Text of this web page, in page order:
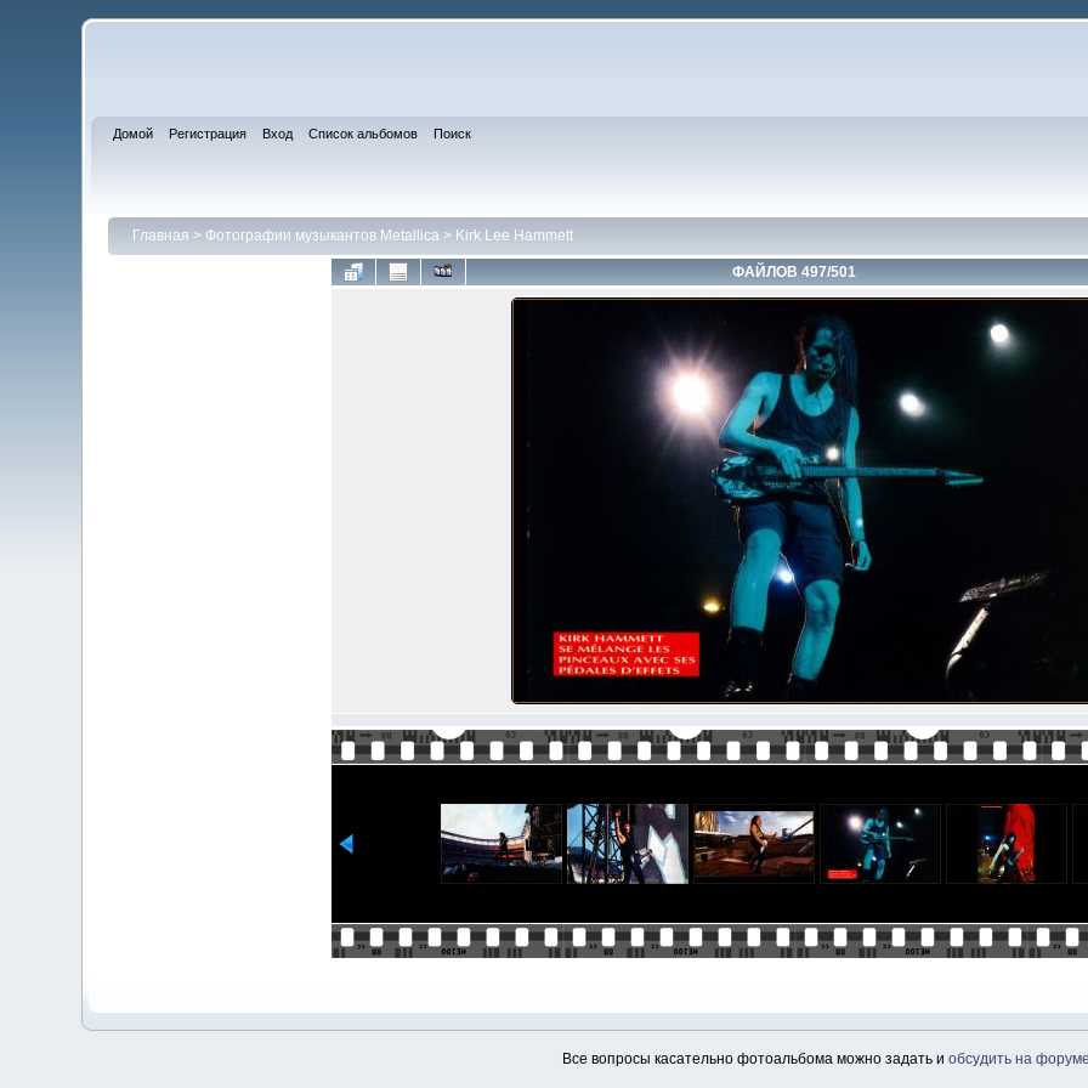
Домой Регистрация Вход Список альбомов Поиск
Главная > Фотографии музыкантов Metallica> Kirk Lee Hammett
ФАЙЛОВ 497/501
Все вопросы касательно фотоальбома можно задать и обсудить на